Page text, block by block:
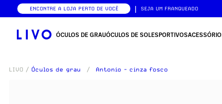
ENCONTRE A LOJA PERTO DE VOCÊ | SEJA UM FRANQUEADO
ÓCULOS DE GRAUÓCULOS DE SOLESPORTIVOS
LIVO / Óculos de grau / Antonio - cinza fosco